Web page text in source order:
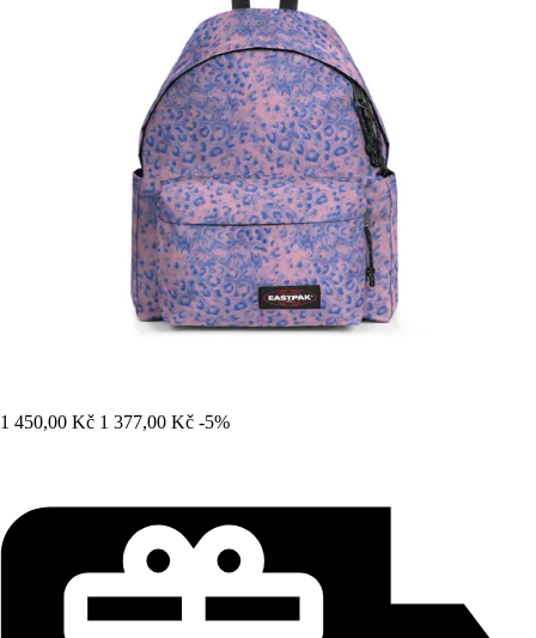
1 450,00 Kč 1 377,00 Kč -5%